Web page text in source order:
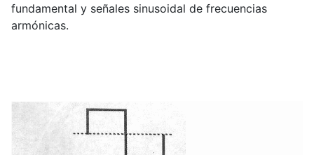
fundamental y señales sinusoidal de frecuencias
armónicas.